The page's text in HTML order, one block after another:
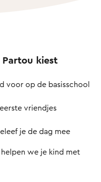
kiest
voor op de basisschool
vriendjes
je de dag mee
we je kind met